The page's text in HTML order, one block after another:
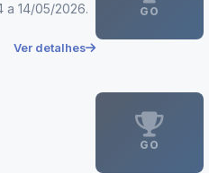
a 14/05/2026.
Ver detalhes
GO
GO